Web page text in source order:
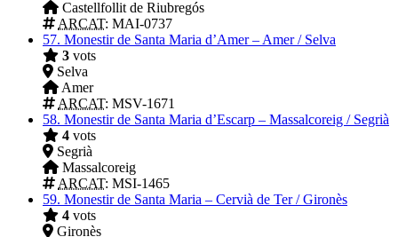
Castellfollit de Riubregós
ARCAT: MAI-0737
57. Monestir de Santa Maria d’Amer – Amer / Selva
3 vots
Selva
Amer
ARCAT: MSV-1671
58. Monestir de Santa Maria d’Escarp – Massalcoreig / Segrià
4 vots
Segrià
Massalcoreig
ARCAT: MSI-1465
59. Monestir de Santa Maria – Cervià de Ter / Gironès
4 vots
Gironès